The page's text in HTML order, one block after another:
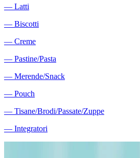
― Latti
― Biscotti
― Creme
― Pastine/Pasta
― Merende/Snack
― Pouch
― Tisane/Brodi/Passate/Zuppe
― Integratori